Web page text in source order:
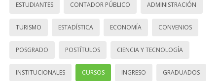
ESTUDIANTES CONTADOR PÚBLICO ADMINISTRACIÓN
TURISMO ESTADÍSTICA ECONOMÍA CONVENIOS
POSGRADO POSTÍTULOS CIENCIA Y TECNOLOGÍA
INSTITUCIONALES CURSOS INGRESO GRADUADOS